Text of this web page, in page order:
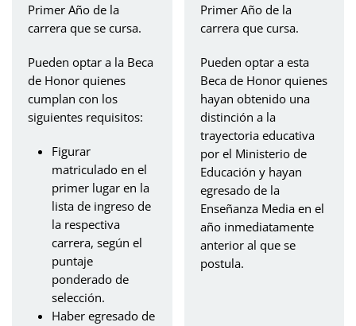
Primer Año de la
carrera que se cursa.
Pueden optar a la Beca
de Honor quienes
cumplan con los
siguientes requisitos:
Figurar
matriculado en el
primer lugar en la
lista de ingreso de
la respectiva
carrera, según el
puntaje
ponderado de
selección.
Haber egresado de
Primer Año de la
carrera que cursa.
Pueden optar a esta
Beca de Honor quienes
hayan obtenido una
distinción a la
trayectoria educativa
por el Ministerio de
Educación y hayan
egresado de la
Enseñanza Media en el
año inmediatamente
anterior al que se
postula.